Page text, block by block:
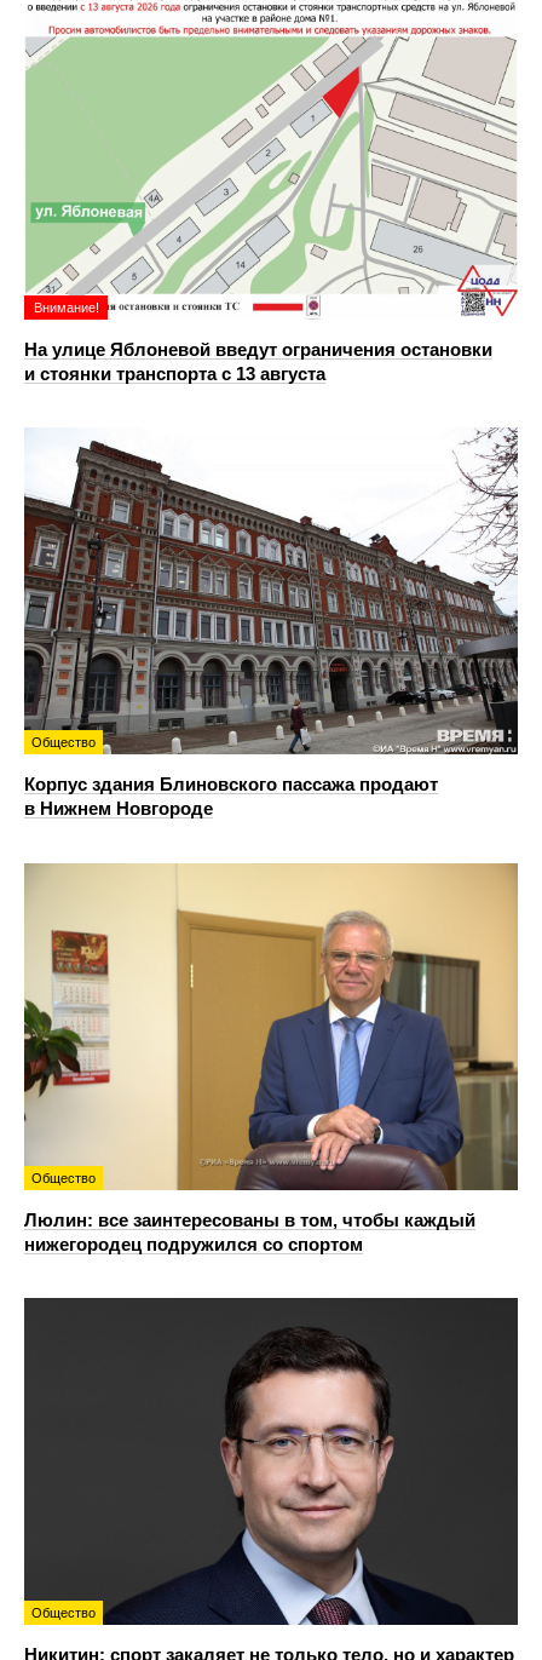
Внимание!
На улице Яблоневой введут ограничения остановки
и стоянки транспорта с 13 августа
Общество
Корпус здания Блиновского пассажа продают
в Нижнем Новгороде
Общество
Люлин: все заинтересованы в том, чтобы каждый
нижегородец подружился со спортом
Общество
Никитин: спорт закаляет не только тело, но и характер